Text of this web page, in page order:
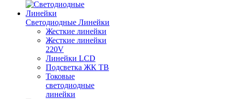
Светодиодные Линейки
Жесткие линейки
Жесткие линейки
220V
Линейки LCD
Подсветка ЖК ТВ
Токовые
светодиодные
линейки